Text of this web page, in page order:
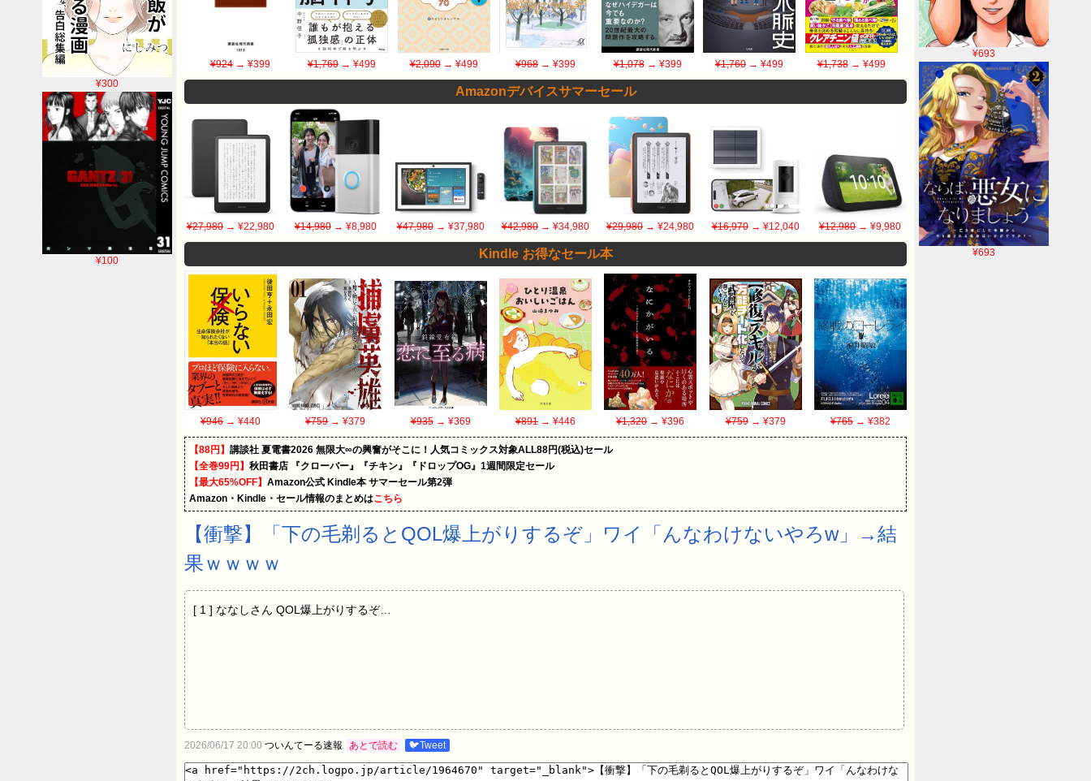
¥693
¥693
¥300
¥100
¥924→ ¥399 ¥1,760 → ¥499 ¥2,090→ ¥499 ¥968 → ¥399 ¥1,078→ ¥399 ¥1,760 → ¥499 ¥1,738→ ¥499
Amazonデバイスサマーセール
¥27,980 → ¥22,980 ¥14,980→ ¥8,980 ¥47,980→ ¥37,980 ¥42,980→ ¥34,980 ¥29,980→ ¥24,980 ¥16,970→ ¥12,040 ¥12,980→ ¥9,980
Kindle お得なセール本
¥946 → ¥440 ¥759→ ¥379 ¥935→ ¥369 ¥891→ ¥446 ¥1,320→ ¥396 ¥759→ ¥379 ¥765→ ¥382
【88円】 講談社 夏電書2026 無限大∞の興奮がそこに！人気コミックス対象ALL88円(税込)セール
【全巻99円】 秋田書店 『クローバー』『チキン』『ドロップOG』1週間限定セール
【最大65%OFF】 Amazon公式 Kindle本 サマーセール第2弾
Amazon・Kindle・セール情報のまとめはこちら
【衝撃】「下の毛剃るとQOL爆上がりするぞ」ワイ「んなわけないやろw」→結
果ｗｗｗｗ
[ 1 ] ななしさん QOL爆上がりするぞ…
2026/06/17 20:00 ついんてーる速報 あとで読む 🐦Tweet